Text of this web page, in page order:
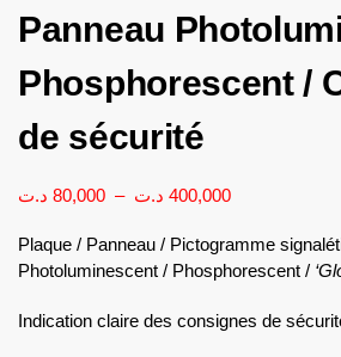
Panneau
Phosphorescent /
de sécurité
80,000 د.ت – 400,000 د.ت
Plaque / Panneau / Pictogramme
Photoluminescent / Phosphorescent /
Indication claire des consignes de